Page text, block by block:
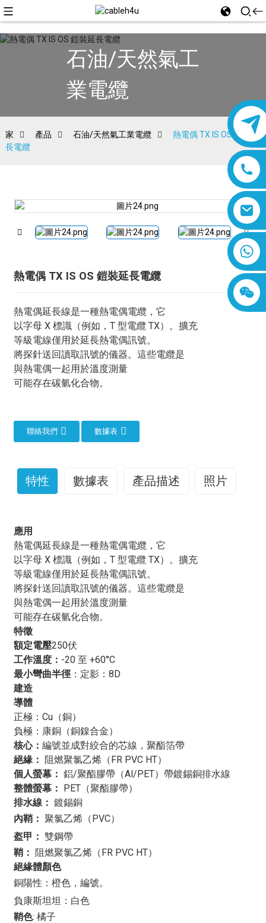
石油/天然氣工
業電纜
家 產品 石油/天然氣工業電纜
熱電偶 TX IS OS 鎧裝延
長電纜
熱電偶 TX IS OS 鎧裝延長電纜
熱電偶延長線是一種熱電偶電纜，它
以字母 X 標識（例如，T 型電纜 TX）。擴充
等級電線僅用於延長熱電偶訊號。
將探針送回讀取訊號的儀器。這些電纜是
與熱電偶一起用於溫度測量
可能存在碳氫化合物。
聯絡我們 數據表
特性 數據表 產品描述 照片
應用
熱電偶延長線是一種熱電偶電纜，它
以字母 X 標識（例如，T 型電纜 TX）。擴充
等級電線僅用於延長熱電偶訊號。
將探針送回讀取訊號的儀器。這些電纜是
與熱電偶一起用於溫度測量
可能存在碳氫化合物。
特徵
額定電壓250伏
工作溫度： -20 至 +60°C
最小彎曲半徑： 定影：8D
建造
導體
正極：Cu（銅）
負極：康銅（銅鎳合金）
核心： 編號並成對絞合的芯線，聚酯箔帶
絕緣： 阻燃聚氯乙烯（FR PVC HT）
個人螢幕： 鋁/聚酯膠帶（Al/PET）帶鍍錫銅排水線
整體螢幕： PET（聚酯膠帶）
排水線： 鍍錫銅
內鞘： 聚氯乙烯（PVC）
盔甲： 雙鋼帶
鞘： 阻燃聚氯乙烯（FR PVC HT）
絕緣體顏色
銅陽性：橙色，編號。
負康斯坦坦：白色
鞘色: 橘子
熱電偶 TX IS OS 電纜是溫度測量和控制領域的關鍵組
件。這種專用電纜用於連接熱電偶和溫度控制器，從而實
現對各種工業製程中溫度的精確可靠監控和調節。本文將
探討其特性與應用。熱電偶 TX IS OS 電纜，
度感測和控制領域的重要性。
T型熱電偶由銅和康銅兩種不同的金屬合金製成。這些合
金經過精心挑選，具有特定的溫度範圍和靈敏度，使T型
熱電偶適用於測量-200°C至350°C的溫度。 T型熱電偶電
纜由兩條銅線和一條康銅線絞合而成，並包裹在通常由金
屬或陶瓷材料製成的保護套中。這種結構確保了熱電偶電
纜的耐用性，使其能夠承受惡劣的環境條件。
T型熱電偶電纜旨在為各種工業製程提供精確可靠的溫度
測量。其高精度和穩定性使其適用於食品加工、製藥和暖
通空調系統等應用。
主要功能熱電偶 TX IS OS 電纜
此電纜用於將熱電偶感測
器的溫度訊號傳輸至溫度控制器。它專為承受工業環境中
常見的嚴苛條件而設計，例如高溫、潮濕和機械應力。
TX、IS 和 OS 代表不同類型的熱電偶電纜，每種電纜都
針對特定的溫度範圍和環境條件而設計。 TX 電纜適用於
一般應用，而 IS 電纜和 OS 電纜則分別設計用於本質安
全型和戶外環境。
熱電偶 TX IS OS 電纜
度測量和控制的產業和領域。在化學、製藥、食品飲料等
生產製造過程中，該電纜在確保產品品質和安全方面發揮
著至關重要的作用。此外，它還應用於發電、石油天然氣
煉製和暖通空調系統等領域，在這些領域，精確的溫度監
測對於運作效率和安全至關重要。